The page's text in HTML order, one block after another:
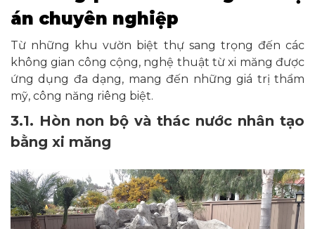
án chuyên nghiệp
Từ những khu vườn biệt thự sang trọng đến các
không gian công cộng, nghệ thuật từ xi măng được
ứng dụng đa dạng, mang đến những giá trị thẩm
mỹ, công năng riêng biệt.
3.1. Hòn non bộ và thác nước nhân tạo
bằng xi măng